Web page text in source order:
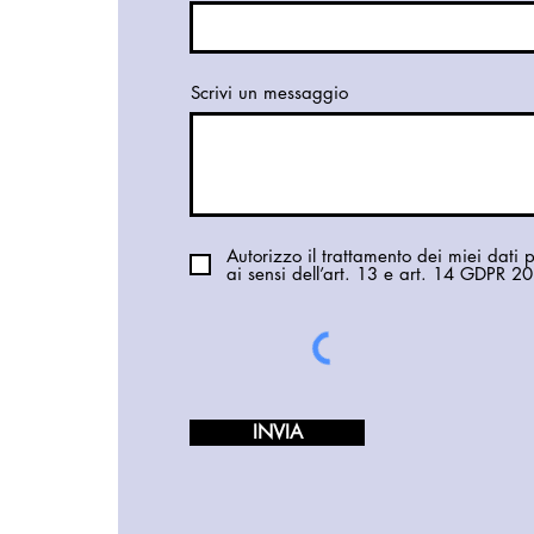
Scrivi un messaggio
Autorizzo il trattamento dei miei dati
ai sensi dell’art. 13 e art. 14 GDPR
INVIA